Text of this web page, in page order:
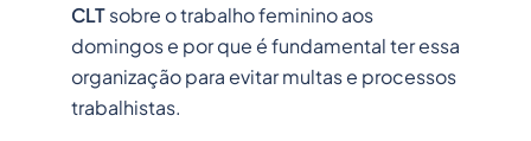
CLTsobre o trabalho feminino aos
domingos e por que é fundamental ter essa
organização para evitar multas e processos
trabalhistas.